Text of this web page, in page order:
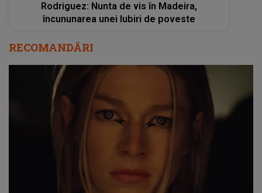
Rodriguez: Nunta de vis în Madeira,
încununarea unei Iubiri de poveste
RECOMANDĂRI